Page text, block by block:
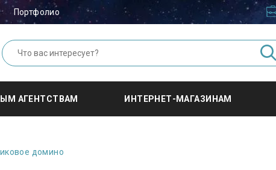
Портфолио
АГЕНТСТВАМ ИНТЕРНЕТ-МАГАЗИНАМ
домино